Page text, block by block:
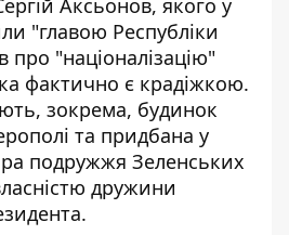
Аксьонов, якого у
"главою Республіки
"націоналізацію"
фактично є крадіжкою.
зокрема, будинок
та придбана у
подружжя Зеленських
дружини